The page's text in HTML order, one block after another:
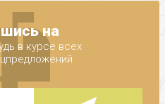
на
в курсе всех